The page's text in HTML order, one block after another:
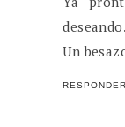
deseando.
Un
RESPONDER